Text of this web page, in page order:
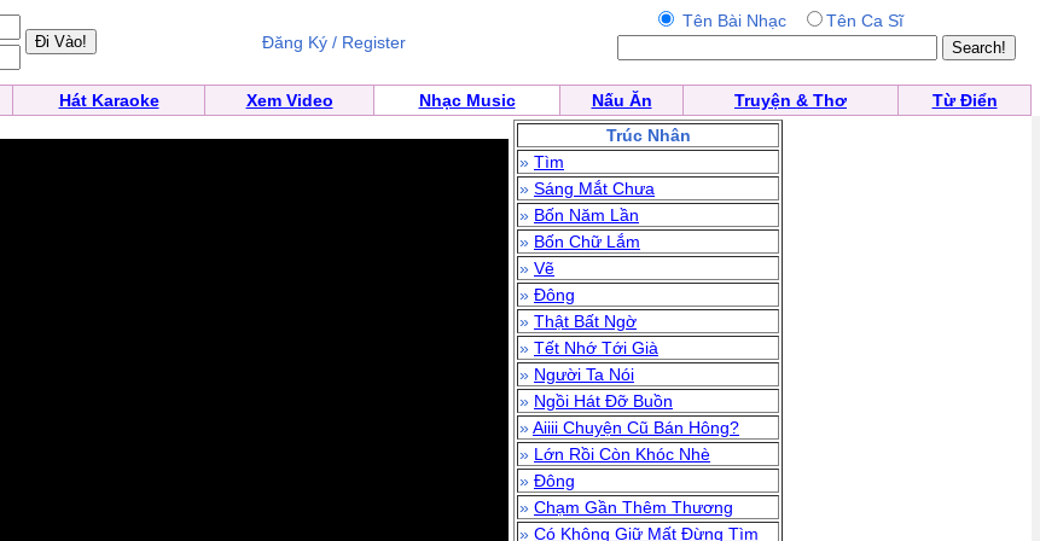
Đăng Ký / Register
Tên Bài Nhạc Tên Ca Sĩ
Hát Karaoke Xem Video Nhạc Music Nấu Ăn Truyện & Thơ
Từ Điển
Trúc Nhân
» Tìm
» Sáng Mắt Chưa
» Bốn Năm Lần
» Bốn Chữ Lắm
» Vẽ
» Đông
» Thật Bất Ngờ
» Tết Nhớ Tới Già
» Người Ta Nói
» Ngồi Hát Đỡ Buồn
»Aiiii Chuyện Cũ Bán Hông?
» Lớn Rồi Còn Khóc Nhè
» Đông
» Chạm Gần Thêm Thương
» Có Không Giữ Mất Đừng Tìm